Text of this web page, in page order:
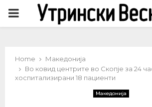
PRIMARY
Home
Македонија
Во ковид центрите во Скопје за 24
хоспитализирани 18 пациенти
Македонија